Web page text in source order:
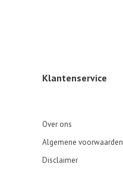
Klantenservice
Over ons
Algemene voorwaarden
Disclaimer